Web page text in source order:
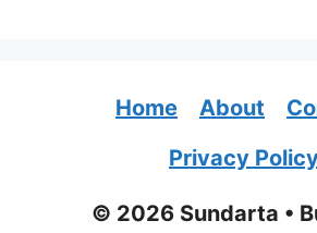
Home About
Privacy
© 2026 Sundarta •